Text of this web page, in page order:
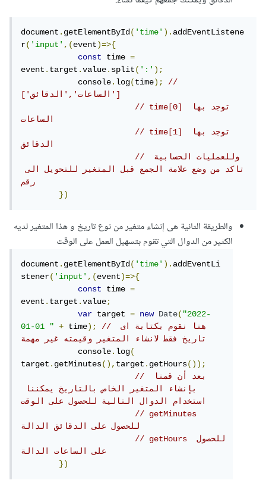
document.getElementById('time').addEventListene
r('input',(event)=>{
const
time =
event.target.value.split(':');
            console
.log(time);
//
['الساعات','الدقائق']
// time[0] توجد بها
// time[1] توجد بها
// وللعمليات الحسابية
تاكد من وضع علامة الجمع قبل المتغير للتحويل الى
رقم
})
والطريقة الثانية هى إنشاء متغير من نوع تاريخ و هذا المتغير لديه
الكثير من الدوال التي تقوم بتسهيل العمل على الوقت
document.getElementById('time').addEventLi
stener('input',(event)=>{
const
time =
event.target.value;
var target = new Date("2022-
01-01 "
+ time);
// هنا نقوم بكتابة اى
            console
.log(
target.getMinutes(),target.getHours());
// بعد أن قمنا
// getMinutes
// getHours للحصول
})